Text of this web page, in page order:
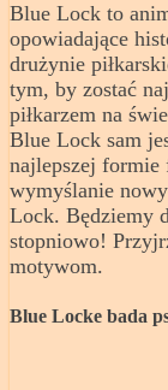
Blue Lock to
opowiadające
drużynie
tym, by zostać
piłkarzem na
Blue Lock sam
najlepszej formie
wymyślanie
Lock. Będziemy
stopniowo!
motywom.
Blue Locke bada